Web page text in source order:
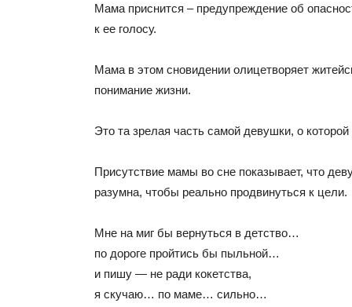
Мама приснится – предупреждение об
к ее голосу.
Мама в этом сновидении олицетворяет
понимание жизни.
Это та зрелая часть самой девушки, о
Присутствие мамы во сне показывает, что
разумна, чтобы реально продвинуться к цели.
Мне на миг бы вернуться в детство…
по дороге пройтись бы пыльной…
и пишу — не ради кокетства,
я скучаю… по маме… сильно…